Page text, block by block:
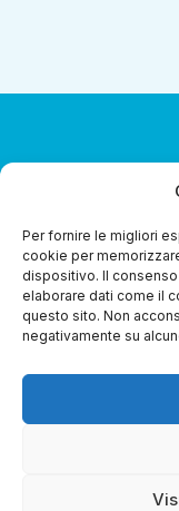
Per fornire le migliori
cookie per
dispositivo. Il
elaborare dati come il
questo sito. Non
negativamente su
coordinamento da
Sede legale: via
Home i